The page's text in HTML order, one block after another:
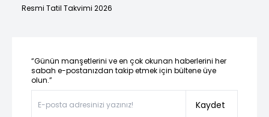
Resmi Tatil Takvimi 2026
“Günün manşetlerini ve en çok okunan haberlerini her
sabah e-postanızdan takip etmek için bültene üye
olun.”
Kaydet